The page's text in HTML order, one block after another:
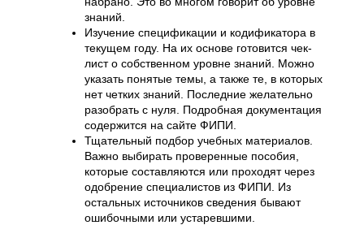
знаний.
Изучение спецификации и кодификатора в
текущем году. На их основе готовится чек-
лист о собственном уровне знаний. Можно
указать понятые темы, а также те, в которых
нет четких знаний. Последние желательно
разобрать с нуля. Подробная документация
содержится на сайте ФИПИ.
Тщательный подбор учебных материалов.
Важно выбирать проверенные пособия,
которые составляются или проходят через
одобрение специалистов из ФИПИ. Из
остальных источников сведения бывают
ошибочными или устаревшими.